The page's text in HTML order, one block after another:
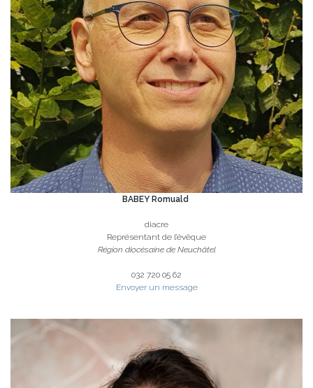
BABEY Romuald
diacre
Représentant de l’évêque
Région diocésaine de Neuchâtel
032 720 05 62
Envoyer un message